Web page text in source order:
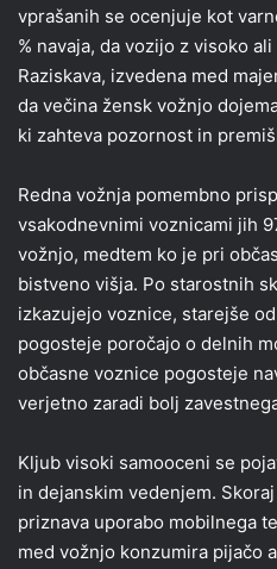
vprašanih se ocenjuje kot
% navaja, da vozijo z visoko
Raziskava, izvedena med
da večina žensk vožnjo
ki zahteva pozornost in
Redna vožnja pomembno
vsakodnevnimi voznicami jih
vožnjo, medtem ko je pri
bistveno višja. Po starostnih
izkazujejo voznice, starejše
pogosteje poročajo o delnih
občasne voznice pogosteje
verjetno zaradi bolj
Kljub visoki samooceni se
in dejanskim vedenjem.
priznava uporabo mobilnega
med vožnjo konzumira pijačo